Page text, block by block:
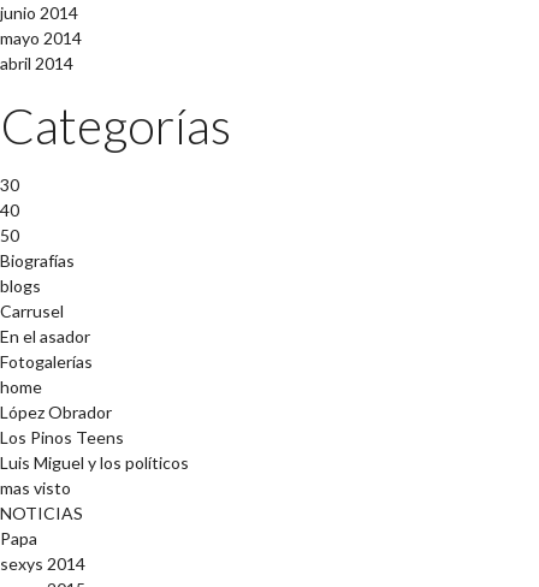
junio 2014
mayo 2014
abril 2014
Categorías
30
40
50
Biografías
blogs
Carrusel
En el asador
Fotogalerías
home
López Obrador
Los Pinos Teens
Luis Miguel y los políticos
mas visto
NOTICIAS
Papa
sexys 2014